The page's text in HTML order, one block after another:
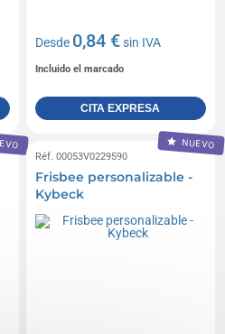
Desde 0,84 €sin IVA
Incluido el marcado
CITA EXPRESA
NUEVO
Réf. 00053V0229590
Frisbee personalizable -
Kybeck